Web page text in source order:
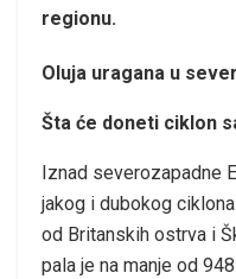
regionu.
Oluja uragana u
Šta će doneti ciklon
Iznad severozapadne
jakog i dubokog
od Britanskih ostrva i
pala je na manje od